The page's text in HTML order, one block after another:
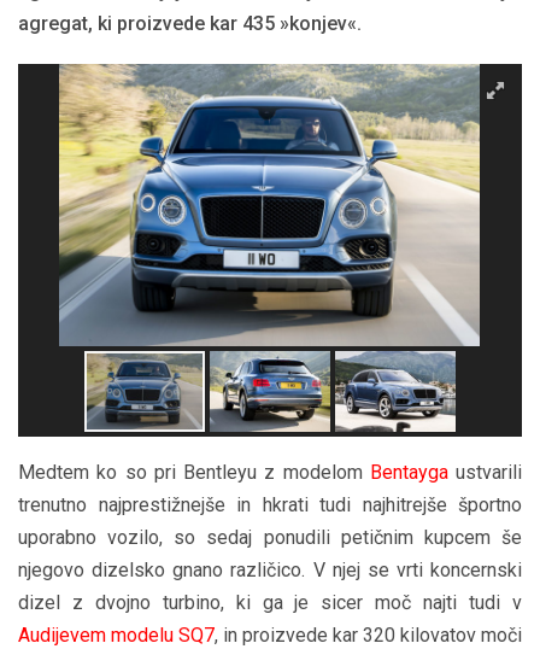
agregat, ki proizvede kar 435 »konjev«.
Medtem ko so pri Bentleyu z modelom Bentaygaustvarili
trenutno najprestižnejše in hkrati tudi najhitrejše športno
uporabno vozilo, so sedaj ponudili petičnim kupcem še
njegovo dizelsko gnano različico. V njej se vrti koncernski
dizel z dvojno turbino, ki ga je sicer moč najti tudi v
Audijevem modelu SQ7, in proizvede kar 320 kilovatov moči